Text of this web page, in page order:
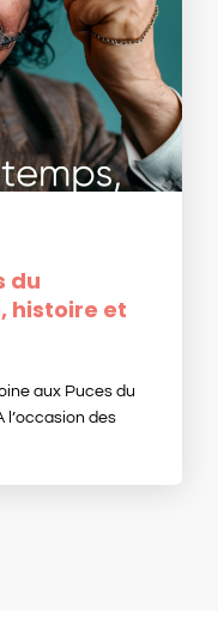
du
histoire et
aux Puces du
l’occasion des